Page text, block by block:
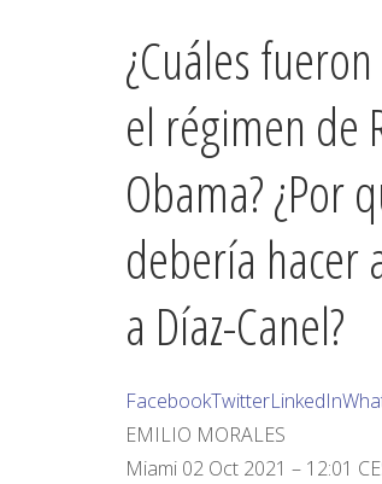
¿Cuáles
el régimen de
Obama? ¿Por
debería hacer
a Díaz-Canel?
FacebookTwitterLinkedIn
EMILIO MORALES
Miami 02 Oct 2021 – 12:01